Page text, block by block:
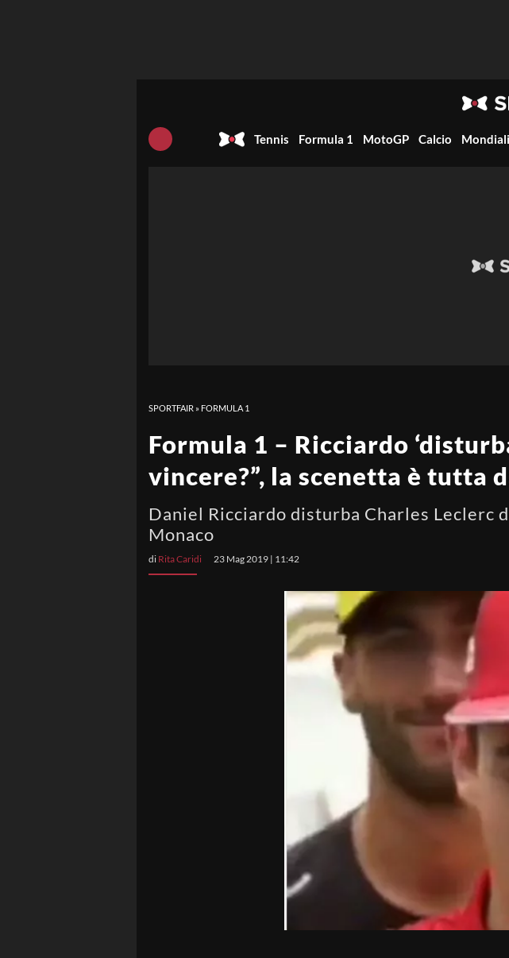
Tennis Formula 1 MotoGP Calcio
SPORTFAIR » FORMULA 1
Formula 1 – Ricciardo
vincere?”, la scenetta è tutta
Daniel Ricciardo disturba Charles
Monaco
di Rita Caridi 23 Mag 2019 | 11:42